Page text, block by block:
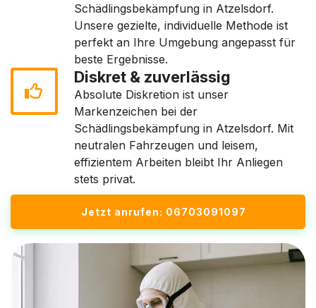
Schädlingsbekämpfung in Atzelsdorf.
Unsere gezielte, individuelle Methode ist
perfekt an Ihre Umgebung angepasst für
beste Ergebnisse.
Diskret & zuverlässig
Absolute Diskretion ist unser
Markenzeichen bei der
Schädlingsbekämpfung in Atzelsdorf. Mit
neutralen Fahrzeugen und leisem,
effizientem Arbeiten bleibt Ihr Anliegen
stets privat.
Jetzt anrufen: 06703091097